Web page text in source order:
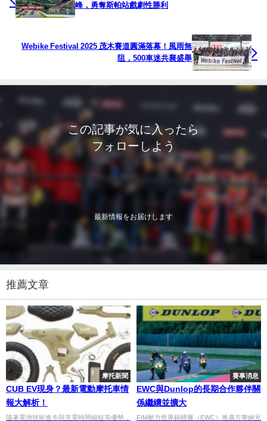
峰，勇奪斯帕站戲劇性勝利
Webike Festival 2025 茂木賽道圓滿落幕！風雨無
阻，500車迷共襄盛舉
この記事が気に入ったら
フォローしよう
最新情報をお届けします
推薦文章
摩托新聞
CUB EV現身？最新電動摩托車情
報大解析！
隨著電池技術進步與充電時間縮短等優勢，
賽事消息
EWC與Dunlop的長期合作夥伴關
係繼續並擴大
FIM耐力世界錦標賽（EWC）推廣方華納兄